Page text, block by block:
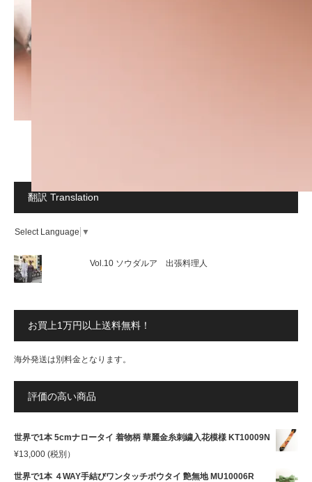
翻訳 Translation
Select Language ▼
Vol.10 ソウダルア 出張料理人
お買上1万円以上送料無料！
海外発送は別料金となります。
評価の高い商品
世界で1本 5cmナロータイ 着物柄 華麗金糸刺繍入花模様 KT10009N
¥13,000 (税別）
世界で1本 ４WAY手結びワンタッチボウタイ 艶無地 MU10006R